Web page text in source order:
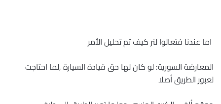
اما عندنا فتعالوا لنر كيف تم تحليل الأمر
المعارضة السورية: لو كان لها حق قيادة السيارة ,لما احتاجت
لعبور الطريق أصلا